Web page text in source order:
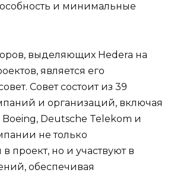
и минимальные
выделяющих Hedera на
является его
Совет состоит из 39
и организаций, включая
Boeing, Deutsche Telekom и
не только
проект, но и участвуют в
обеспечивая